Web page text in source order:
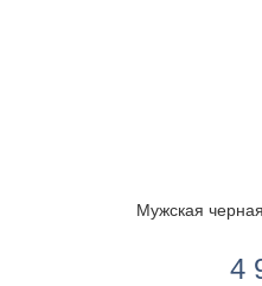
Мужская
4